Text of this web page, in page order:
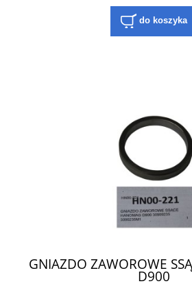
do koszyka
GNIAZDO ZAWOROWE
D900